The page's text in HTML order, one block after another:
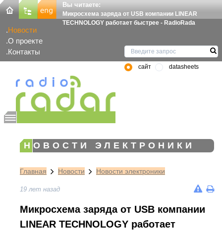
Вы читаете:
Микросхема заряда от USB компании LINEAR
TECHNOLOGY работает быстрее - RadioRada
Новости
О проекте
Контакты
сайт datasheets
НОВОСТИ ЭЛЕКТРОНИКИ
Главная Новости Новости электроники
19 лет назад
Микросхема заряда от USB компании
LINEAR TECHNOLOGY работает